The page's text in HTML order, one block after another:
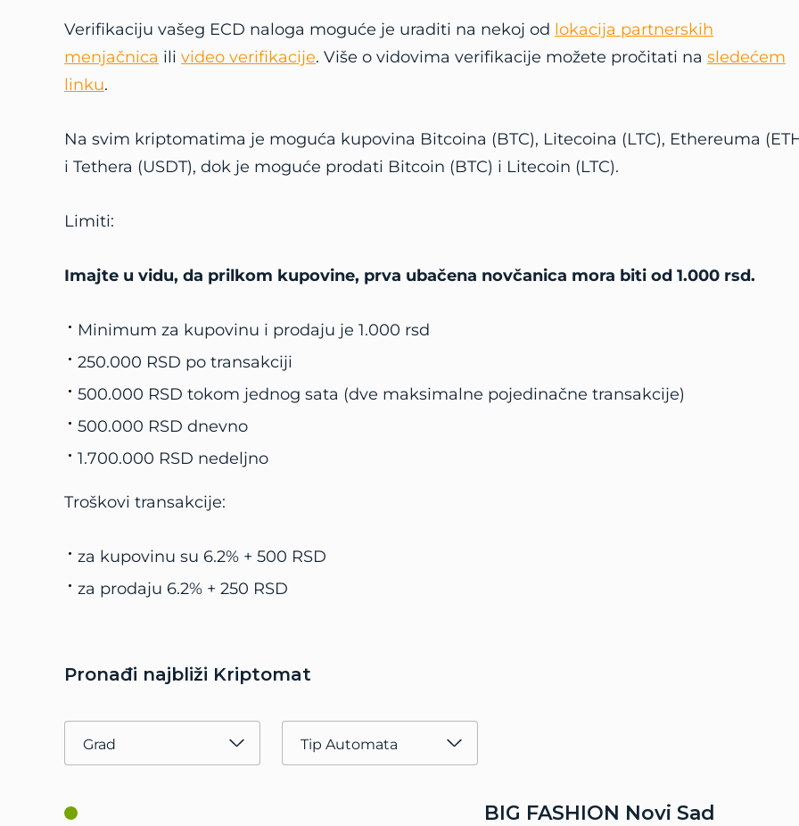
Verifikaciju vašeg ECD naloga moguće je uraditi na nekoj od lokacija partnerskih
menjačnica ili video verifikacije. Više o vidovima verifikacije možete pročitati na sledećem
linku.
Na svim kriptomatima je moguća kupovina Bitcoina (BTC), Litecoina (LTC), Ethereuma
i Tethera (USDT), dok je moguće prodati Bitcoin (BTC) i Litecoin (LTC).
Limiti:
Imajte u vidu, da prilkom kupovine, prva ubačena novčanica mora biti od 1.000 rsd.
Minimum za kupovinu i prodaju je 1.000 rsd
250.000 RSD po transakciji
500.000 RSD tokom jednog sata (dve maksimalne pojedinačne transakcije)
500.000 RSD dnevno
1.700.000 RSD nedeljno
Troškovi transakcije:
za kupovinu su 6.2% + 500 RSD
za prodaju 6.2% + 250 RSD
Pronađi najbliži Kriptomat
Grad Tip Automata
BIG FASHION Novi Sad